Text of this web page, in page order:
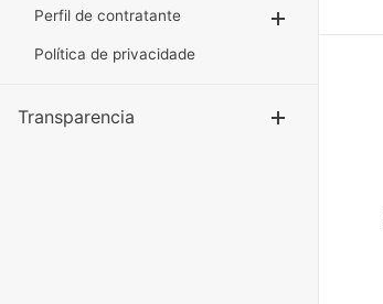
Perfil de contratante
Política de privacidade
Transparencia